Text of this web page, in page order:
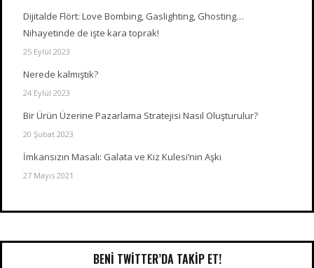
Dijitalde Flört: Love Bombing, Gaslighting, Ghosting…
Nihayetinde de işte kara toprak!
25 Eylül 2023
Nerede kalmıştık?
24 Eylül 2023
Bir Ürün Üzerine Pazarlama Stratejisi Nasıl Oluşturulur?
20 Şubat 2023
İmkansızın Masalı: Galata ve Kız Kulesi’nin Aşkı
27 Mayıs 2021
BENI TWITTER’DA TAKIP ET!